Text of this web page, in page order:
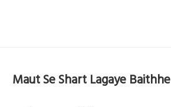
Maut Se Shart Lagaye Baithhe